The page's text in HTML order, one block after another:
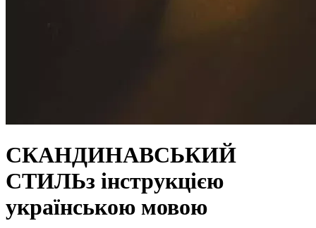
СКАНДИНАВСЬКИЙ
СТИЛЬз інструкцією
українською мовою